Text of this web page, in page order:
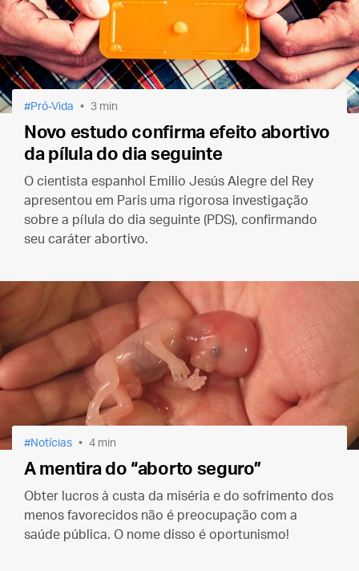
Pró-Vida 3 min
Novo estudo confirma efeito abortivo
da pílula do dia seguinte
O cientista espanhol Emilio Jesús Alegre del Rey
apresentou em Paris uma rigorosa investigação
sobre a pílula do dia seguinte (PDS), confirmando
seu caráter abortivo.
Notícias 4 min
A mentira do “aborto seguro”
Obter lucros à custa da miséria e do sofrimento dos
menos favorecidos não é preocupação com a
saúde pública. O nome disso é oportunismo!